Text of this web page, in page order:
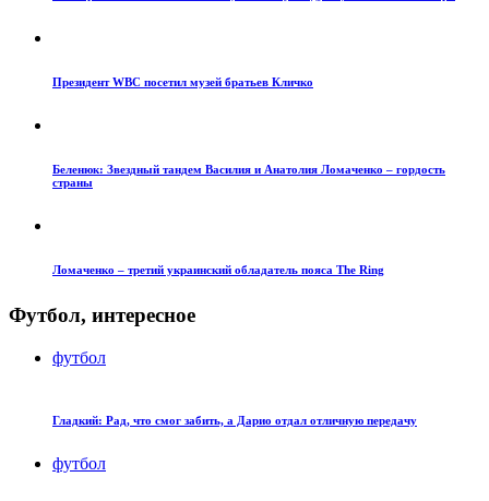
Президент WBC посетил музей братьев Кличко
Беленюк: Звездный тандем Василия и Анатолия Ломаченко – гордость
страны
Ломаченко – третий украинский обладатель пояса The Ring
Футбол, интересное
футбол
Гладкий: Рад, что смог забить, а Дарио отдал отличную передачу
футбол